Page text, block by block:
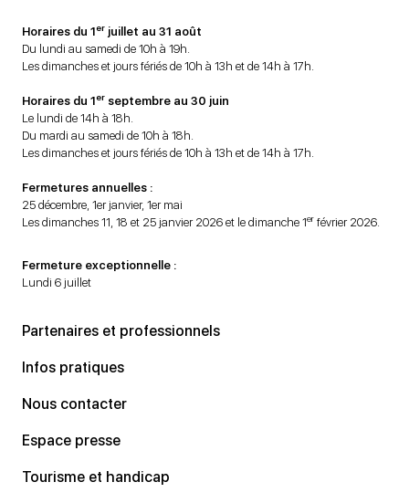
Horaires du 1er juillet au 31 août
Du lundi au samedi de 10h à 19h.
Les dimanches et jours fériés de 10h à 13h et de 14h à 17h.
Horaires du 1er septembre au 30 juin
Le lundi de 14h à 18h.
Du mardi au samedi de 10h à 18h.
Les dimanches et jours fériés de 10h à 13h et de 14h à 17h.
Fermetures annuelles :
25 décembre, 1er janvier, 1er mai
Les dimanches 11, 18 et 25 janvier 2026 et le dimanche 1er février 2026.
Fermeture exceptionnelle :
Lundi 6 juillet
Partenaires et professionnels
Infos pratiques
Nous contacter
Espace presse
Tourisme et handicap